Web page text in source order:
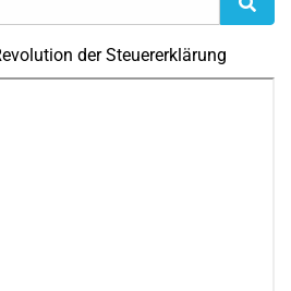
der Steuererklärung